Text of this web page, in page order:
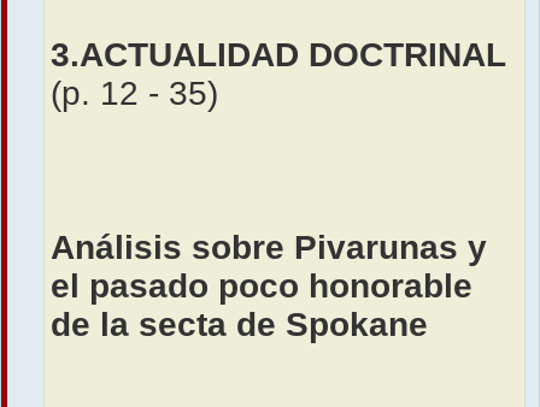
3.ACTUALIDAD DOCTRINAL
(p. 12 - 35)
Análisis sobre Pivarunas y
el pasado poco honorable
de la secta de Spokane